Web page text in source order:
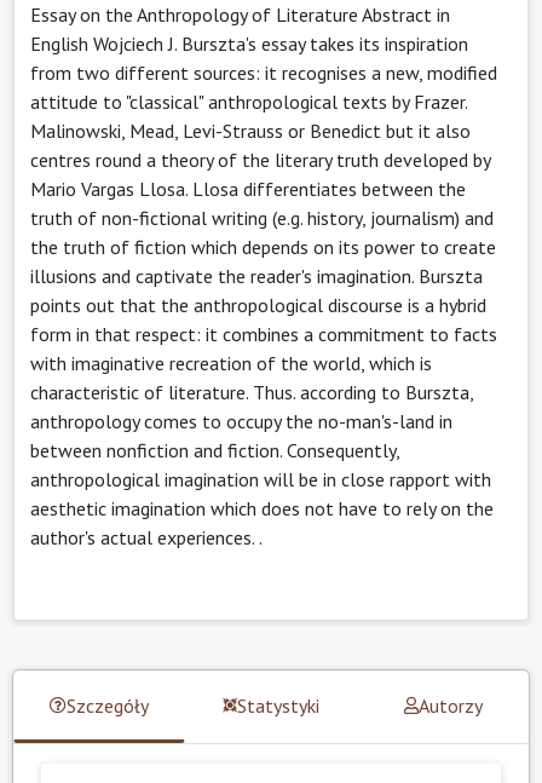
Essay on the Anthropology of Literature Abstract in
English Wojciech J. Burszta's essay takes its inspiration
from two different sources: it recognises a new, modified
attitude to "classical" anthropological texts by Frazer.
Malinowski, Mead, Levi-Strauss or Benedict but it also
centres round a theory of the literary truth developed by
Mario Vargas Llosa. Llosa differentiates between the
truth of non-fictional writing (e.g. history, journalism) and
the truth of fiction which depends on its power to create
illusions and captivate the reader's imagination. Burszta
points out that the anthropological discourse is a hybrid
form in that respect: it combines a commitment to facts
with imaginative recreation of the world, which is
characteristic of literature. Thus. according to Burszta,
anthropology comes to occupy the no-man's-land in
between nonfiction and fiction. Consequently,
anthropological imagination will be in close rapport with
aesthetic imagination which does not have to rely on the
author's actual experiences. .
Szczegóły Statystyki Autorzy